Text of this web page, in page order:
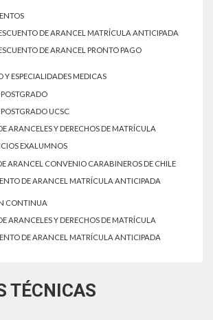
DE ARANCEL MATRÍCULA ANTICIPADA
DE ARANCEL PRONTO PAGO
Y ESPECIALIDADES MEDICAS
UCSC
ARANCELES Y DERECHOS DE MATRÍCULA
EXALUMNOS
ARANCEL CONVENIO CARABINEROS DE CHILE
DE ARANCEL MATRÍCULA ANTICIPADA
CONTINUA
ARANCELES Y DERECHOS DE MATRÍCULA
DE ARANCEL MATRÍCULA ANTICIPADA
TÉCNICAS